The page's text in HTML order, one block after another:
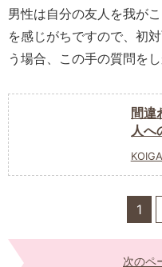
男性は自分の友人を我が
を感じがちですので、初
う場合、この手の質問を
間違
人へ
1
次のペ